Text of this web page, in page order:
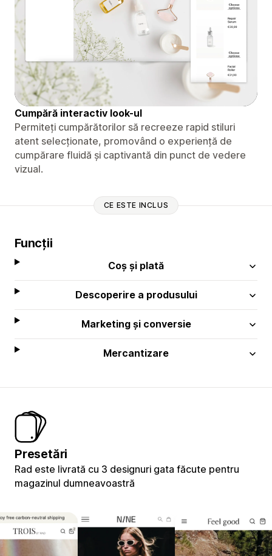
Cumpără interactiv look-ul
Permiteți cumpărătorilor să recreeze rapid stiluri
atent selecționate, promovând o experiență de
cumpărare fluidă și captivantă din punct de vedere
vizual.
CE ESTE INCLUS
Funcții
Coș și plată
Descoperire a produsului
Marketing și conversie
Mercantizare
Presetări
Rad este livrată cu 3 designuri gata făcute pentru
magazinul dumneavoastră